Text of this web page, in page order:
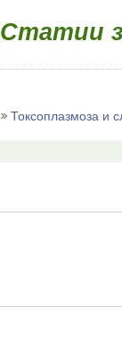
Статии
Токсоплазмоза и